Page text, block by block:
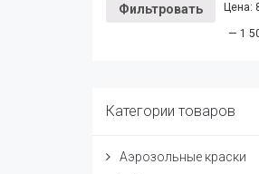
Фильтровать Цена:
— 1
Категории товаров
Аэрозольные краски